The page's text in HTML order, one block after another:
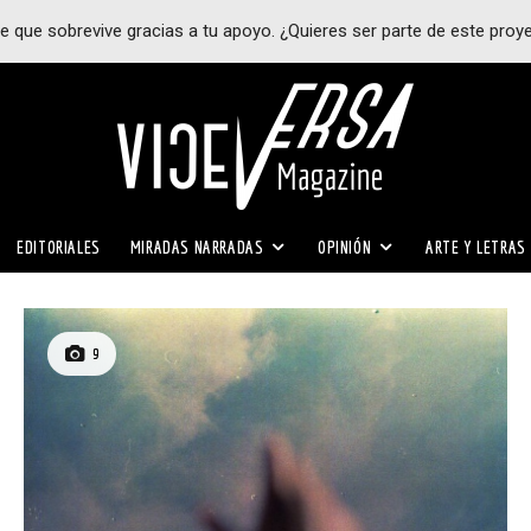
que sobrevive gracias a tu apoyo. ¿Quieres ser parte de este
EDITORIALES MIRADAS NARRADAS OPINIÓN ARTE Y LETRAS
9